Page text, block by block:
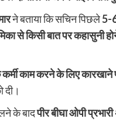
ने बताया कि सचिन पिछले5-
से किसी बात पर कहासुनी
काम करने के लिए कारखाने
दी।
के बादपीर बीघा ओपी